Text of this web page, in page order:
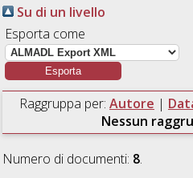
Su di un livello
Esporta come
Raggruppa per: Autore |
Nessun
Numero di documenti: 8.